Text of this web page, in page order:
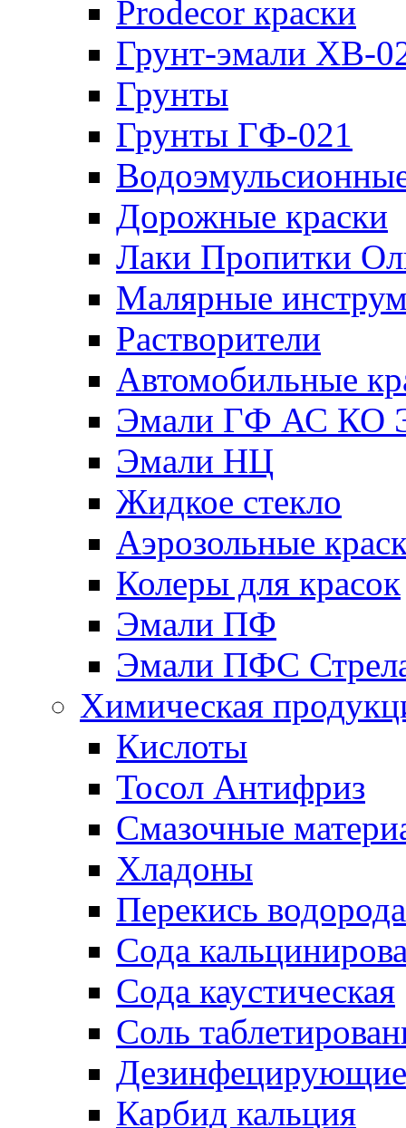
Prodecor краски
Грунт-эмали ХВ-
Грунты
Грунты ГФ-021
Дорожные краски
Лаки Пропитки
Малярные
Растворители
Автомобильные
Эмали ГФ АС КО
Эмали НЦ
Жидкое стекло
Аэрозольные
Колеры для красок
Эмали ПФ
Эмали ПФС
Химическая
Кислоты
Тосол Антифриз
Смазочные
Хладоны
Перекись водорода
Сода
Сода каустическая
Соль
Дезинфецирующие
Карбид кальция